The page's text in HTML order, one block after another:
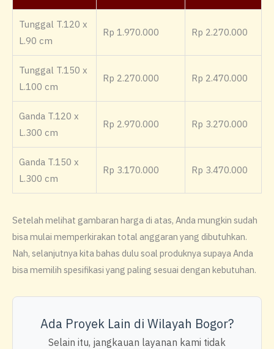
Tunggal T.120 x
L.90 cm
Rp 1.970.000 Rp 2.270.000
Tunggal T.150 x
L.100 cm
Rp 2.270.000 Rp 2.470.000
Ganda T.120 x
L.300 cm
Rp 2.970.000 Rp 3.270.000
Ganda T.150 x
L.300 cm
Rp 3.170.000 Rp 3.470.000
Setelah melihat gambaran harga di atas, Anda mungkin sudah
bisa mulai memperkirakan total anggaran yang dibutuhkan.
Nah, selanjutnya kita bahas dulu soal produknya supaya Anda
bisa memilih spesifikasi yang paling sesuai dengan kebutuhan.
Ada Proyek Lain di Wilayah Bogor?
Selain itu, jangkauan layanan kami tidak